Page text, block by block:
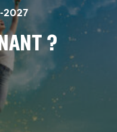
2027
?